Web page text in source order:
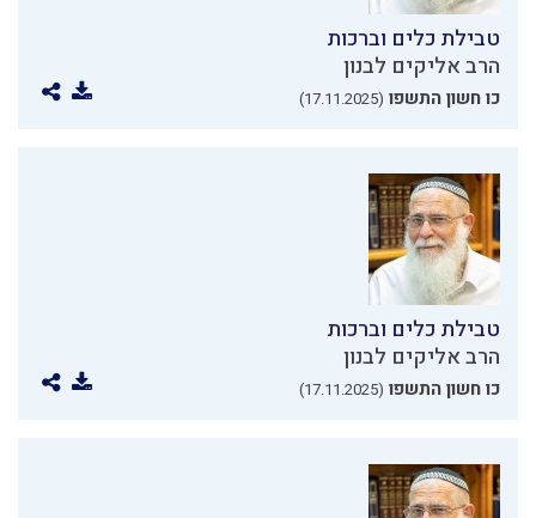
טבילת כלים וברכות
הרב אליקים לבנון
כו חשון התשפו (17.11.2025)
טבילת כלים וברכות
הרב אליקים לבנון
כו חשון התשפו (17.11.2025)